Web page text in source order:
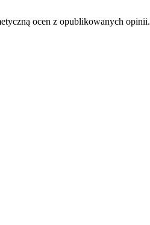
ocen z opublikowanych opinii.